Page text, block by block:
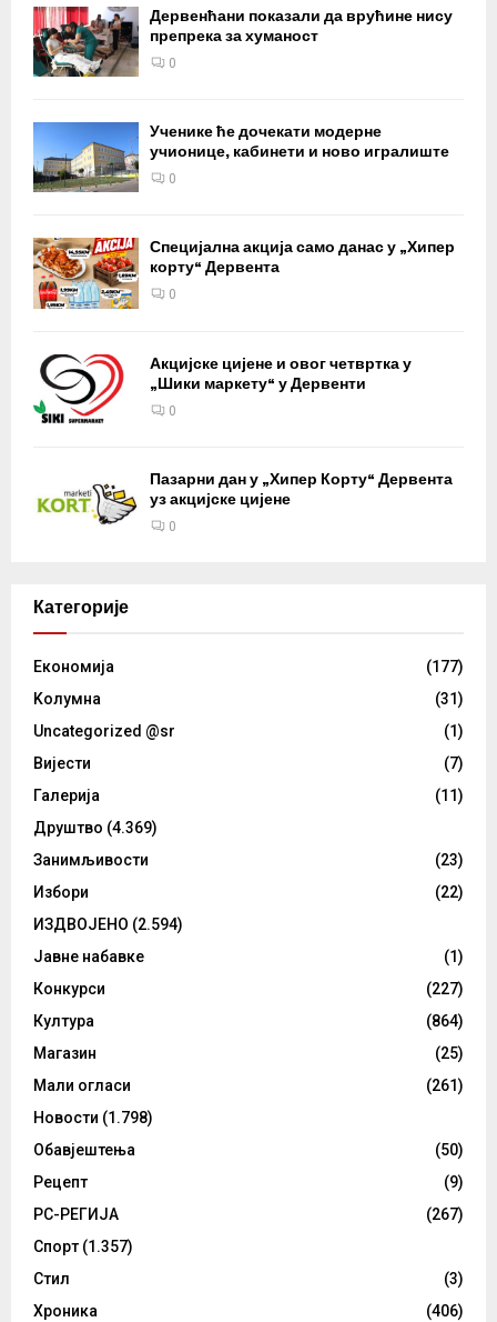
Дервенћани показали да врућине нису
препрека за хуманост
0
Ученике ће дочекати модерне
учионице, кабинети и ново игралиште
0
Специјална акција само данас у „Хипер
корту“ Дервента
0
Акцијске цијене и овог четвртка у
„Шики маркету“ у Дервенти
0
Пазарни дан у „Хипер Корту“ Дервента
уз акцијске цијене
0
Категорије
Eкономија
(177)
Kолумнa
(31)
Uncategorized @sr
(1)
Вијести
(7)
Галерија
(11)
Друштво (4.369)
Занимљивости
(23)
Избори
(22)
ИЗДВОЈЕНО (2.594)
Јавне набавке
(1)
Конкурси
(227)
Култура
(864)
Магазин
(25)
Мали огласи
(261)
Новости (1.798)
Обавјештења
(50)
Рецепт
(9)
РС-РЕГИЈА
(267)
Спорт (1.357)
Стил
(3)
Хроника
(406)